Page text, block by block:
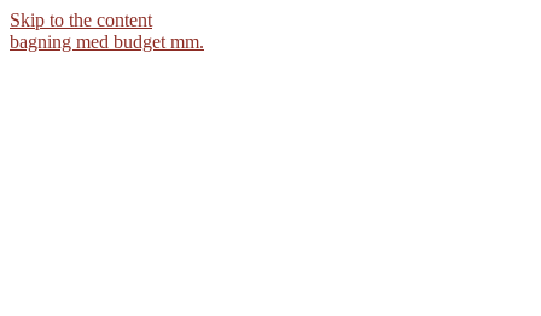
Skip to the content
bagning med budget mm.